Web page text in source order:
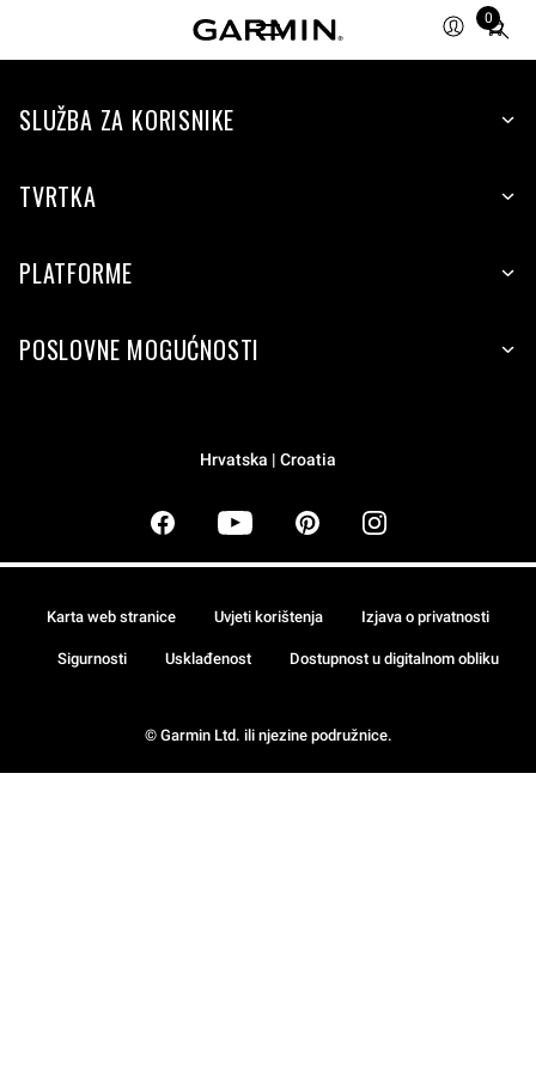
0
Total
items
cart:
SLUŽBA ZA KORISNIKE
TVRTKA
PLATFORME
POSLOVNE MOGUĆNOSTI
Hrvatska | Croatia
© Garmin Ltd. ili njezine podružnice.
Karta web stranice Uvjeti korištenja Izjava o privatnosti
Sigurnosti Usklađenost Dostupnost u digitalnom obliku